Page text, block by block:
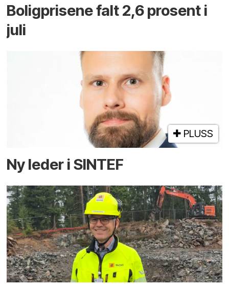
Boligprisene falt 2,6 prosent i
juli
PLUSS
Ny leder i SINTEF